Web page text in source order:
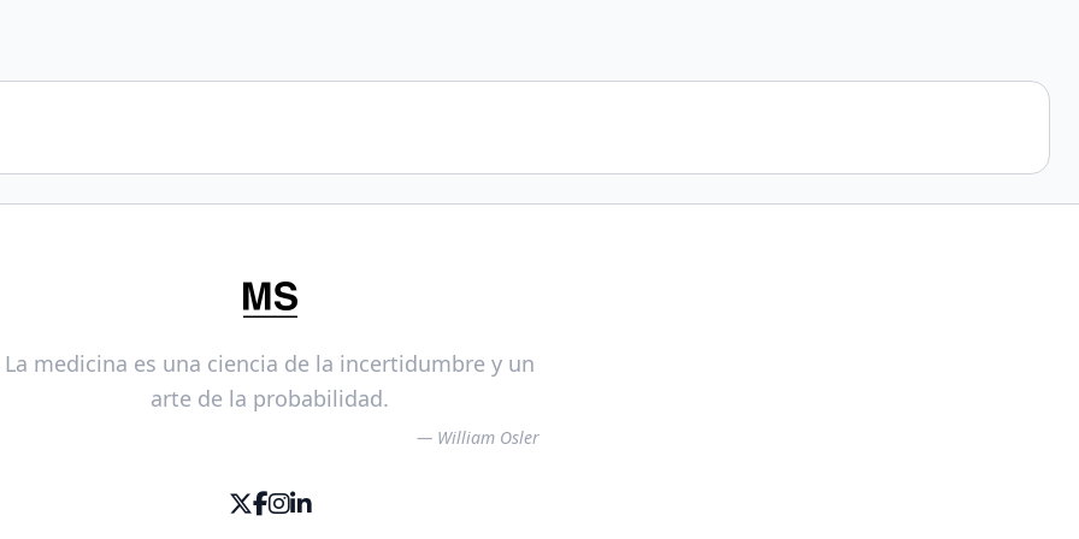
La medicina es una ciencia de la incertidumbre y un
arte de la probabilidad.
— William Osler